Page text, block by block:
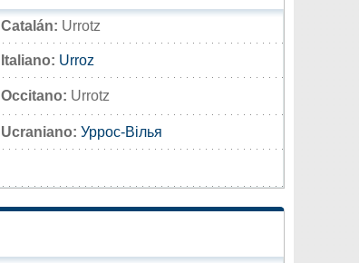
Catalán: Urrotz
Italiano: Urroz
Occitano: Urrotz
Ucraniano: Уррос-Вілья